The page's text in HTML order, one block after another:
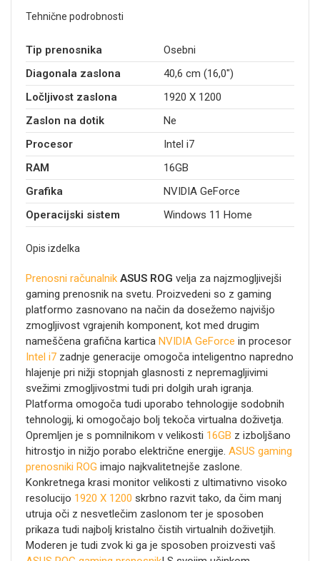
Tehnične podrobnosti
Tip prenosnika
Osebni
Diagonala zaslona
40,6 cm (16,0")
Ločljivost zaslona
1920 X 1200
Zaslon na dotik
Ne
Procesor
Intel i7
RAM
16GB
Grafika
NVIDIA GeForce
Operacijski sistem
Windows 11 Home
Opis izdelka
Prenosni računalnik ASUS ROG velja za najzmogljivejši
gaming prenosnik na svetu. Proizvedeni so z gaming
platformo zasnovano na način da dosežemo najvišjo
zmogljivost vgrajenih komponent, kot med drugim
nameščena grafična kartica NVIDIA GeForce in procesor
Intel i7 zadnje generacije omogoča inteligentno napredno
hlajenje pri nižji stopnjah glasnosti z nepremagljivimi
svežimi zmogljivostmi tudi pri dolgih urah igranja.
Platforma omogoča tudi uporabo tehnologije sodobnih
tehnologij, ki omogočajo bolj tekoča virtualna doživetja.
Opremljen je s pomnilnikom v velikosti 16GB z izboljšano
hitrostjo in nižjo porabo električne energije. ASUS gaming
prenosniki ROG imajo najkvalitetnejše zaslone.
Konkretnega krasi monitor velikosti z ultimativno visoko
resolucijo 1920 X 1200 skrbno razvit tako, da čim manj
utruja oči z nesvetlečim zaslonom ter je sposoben
prikaza tudi najbolj kristalno čistih virtualnih doživetjih.
Moderen je tudi zvok ki ga je sposoben proizvesti vaš